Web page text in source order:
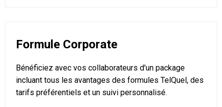
Formule Corporate
Bénéficiez avec vos collaborateurs d'un package
incluant tous les avantages des formules TelQuel, des
tarifs préférentiels et un suivi personnalisé.